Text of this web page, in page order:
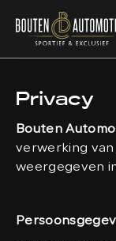
Privacy
Bouten
verwerking
weergegeven